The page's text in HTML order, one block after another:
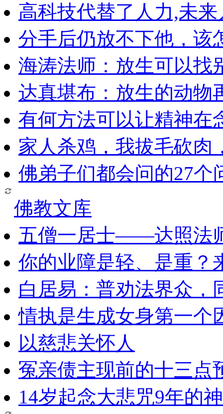
高科技代替了人力,未
分手后仍放不下他，该
海涛法师：放生可以找
达真堪布：放生的动物
有何方法可以让精神在
家人杀鸡，我拔毛砍肉
佛弟子们都会问的27个
佛教文库
五僧一居士——达照法
你的业障是轻、是重？
白居易：普劝法界众，
情执是生成女身第一个
以慈悲关怀人
冤亲债主现前的十三点
14岁起念大悲咒9年的